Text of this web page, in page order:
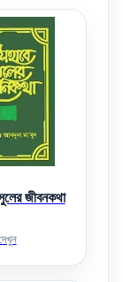
জীবনকথা